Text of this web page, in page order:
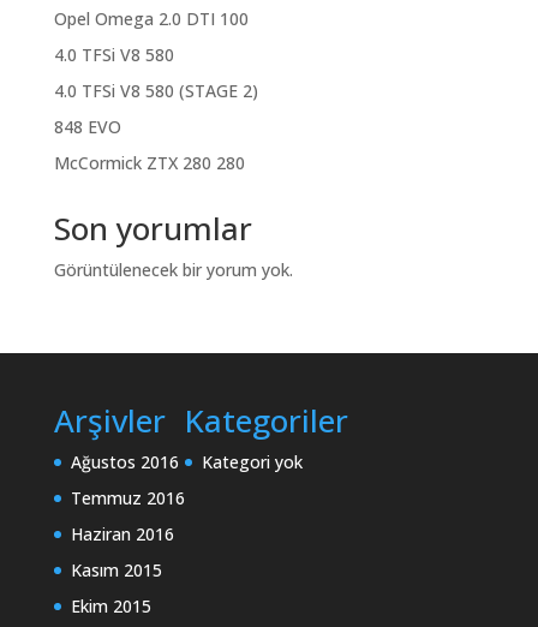
Opel Omega 2.0 DTI 100
4.0 TFSi V8 580
4.0 TFSi V8 580 (STAGE 2)
848 EVO
McCormick ZTX 280 280
Son yorumlar
Görüntülenecek bir yorum yok.
Arşivler
Ağustos 2016
Temmuz 2016
Haziran 2016
Kasım 2015
Ekim 2015
Kategoriler
Kategori yok